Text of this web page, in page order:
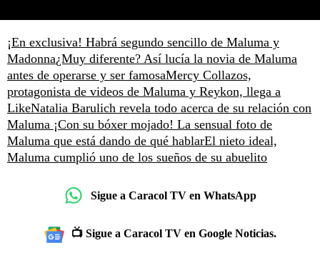
¡En exclusiva! Habrá segundo sencillo de Maluma y
Madonna¿Muy diferente? Así lucía la novia de Maluma
antes de operarse y ser famosaMercy Collazos,
protagonista de videos de Maluma y Reykon, llega a
LikeNatalia Barulich revela todo acerca de su relación con
Maluma ¡Con su bóxer mojado! La sensual foto de
Maluma que está dando de qué hablarEl nieto ideal,
Maluma cumplió uno de los sueños de su abuelito
Sigue a Caracol TV en WhatsApp
📺 Sigue a Caracol TV en Google Noticias.